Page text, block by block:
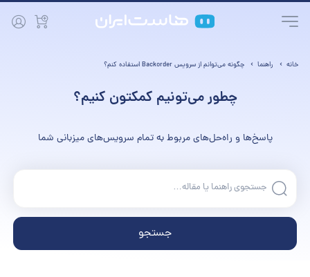
خانه راهنما چگونه می‌توانم از سرویس Backorder استفاده کنم؟
چطور می‌تونیم کمکتون کنیم؟
پاسخ‌ها و راه‌حل‌های مربوط به تمام سرویس‌های میزبانی شما
جستجو